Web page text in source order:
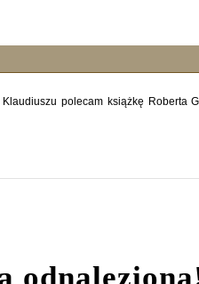
polecam książkę Roberta